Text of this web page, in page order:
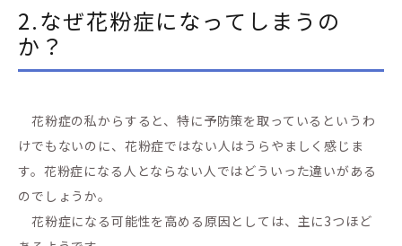
2.なぜ花粉症になってしまうの
か？
花粉症の私からすると、特に予防策を取っているというわ
けでもないのに、花粉症ではない人はうらやましく感じま
す。花粉症になる人とならない人ではどういった違いがある
のでしょうか。
花粉症になる可能性を高める原因としては、主に3つほど